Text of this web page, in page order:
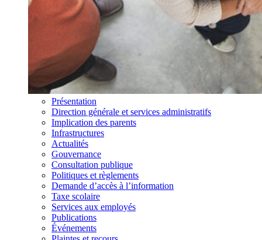
Présentation
Direction générale et services administratifs
Implication des parents
Infrastructures
Actualités
Gouvernance
Consultation publique
Politiques et règlements
Demande d’accès à l’information
Taxe scolaire
Services aux employés
Publications
Événements